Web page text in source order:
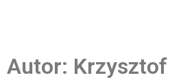
Autor: Krzysztof